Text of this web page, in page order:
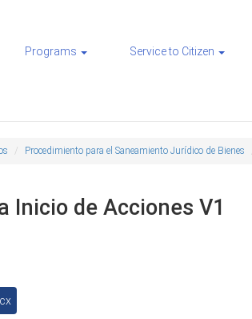
Programs Service to Citizen
Procedimiento para el Saneamiento Jurídico de Bienes
Inicio de Acciones V1